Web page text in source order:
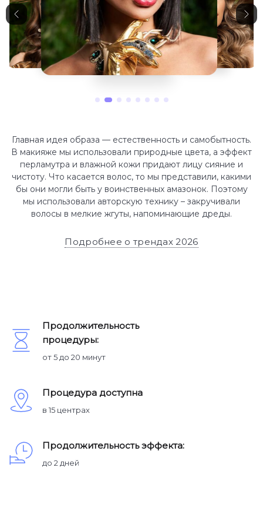
Главная идея образа — естественность и самобытность.
В макияже мы использовали природные цвета, а эффект
перламутра и влажной кожи придают лицу сияние и
чистоту. Что касается волос, то мы представили, какими
бы они могли быть у воинственных амазонок. Поэтому
мы использовали авторскую технику – закручивали
волосы в мелкие жгуты, напоминающие дреды.
Подробнее о трендах 2026
Продолжительность
процедуры:
от 5 до 20 минут
Процедура доступна
в 15 центрах
Продолжительность эффекта:
до 2 дней